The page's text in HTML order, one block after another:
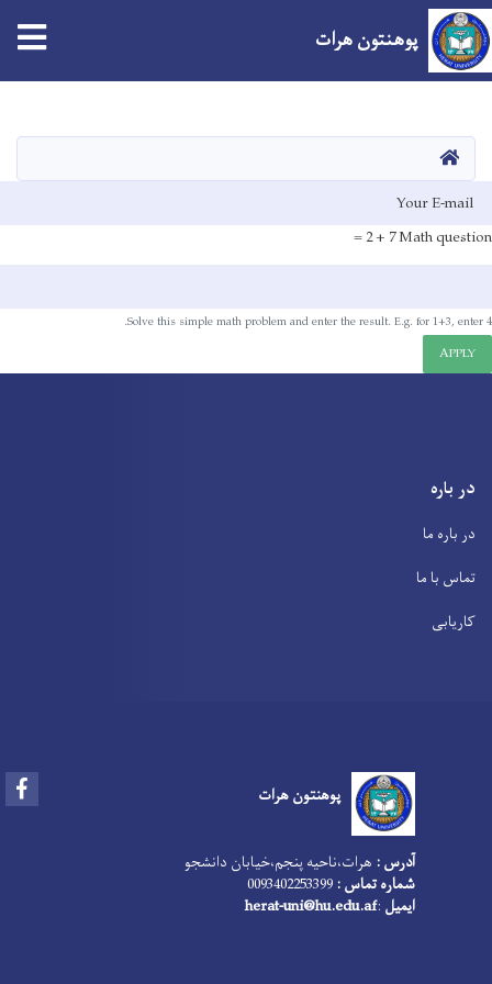
content
پوهنتون هرات
صفحه اصلی
E-mail
Math question
7 + 2 =
Solve this simple math problem and enter the result. E.g. for 1+3, enter 4.
APPLY
در باره
در باره ما
تماس با ما
کاریابی
پوهنتون هرات
آدرس : هرات،‌ناحیه پنجم،‌خیابان دانشجو
شماره تماس :
ایمیل :
herat-uni@hu.edu.af